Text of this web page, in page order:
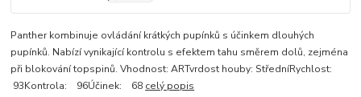
Panther kombinuje ovládání krátkých pupínků s účinkem dlouhých
pupínků. Nabízí vynikající kontrolu s efektem tahu směrem dolů, zejména
při blokování topspinů. Vhodnost: ARTvrdost houby: StředníRychlost:
93Kontrola: 96Účinek: 68 celý popis